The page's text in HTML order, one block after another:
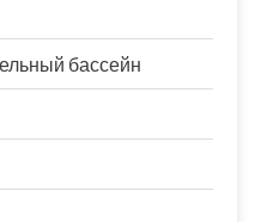
бассейн